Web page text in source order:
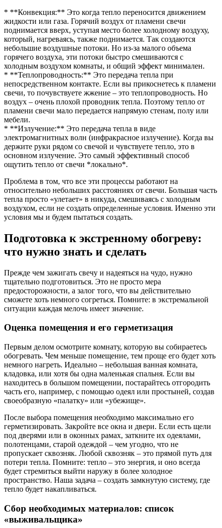
* **Конвекция:** Это когда тепло переносится движением
жидкости или газа. Горячий воздух от пламени свечи
поднимается вверх, уступая место более холодному воздуху,
который, нагреваясь, также поднимается. Так создаются
небольшие воздушные потоки. Но из-за малого объема
горячего воздуха, эти потоки быстро смешиваются с
холодным воздухом комнаты, и общий эффект минимален.
* **Теплопроводность:** Это передача тепла при
непосредственном контакте. Если вы прикоснетесь к пламени
свечи, то почувствуете жжение – это теплопроводность. Но
воздух – очень плохой проводник тепла. Поэтому тепло от
пламени свечи мало передается напрямую стенам, полу или
мебели.
* **Излучение:** Это передача тепла в виде
электромагнитных волн (инфракрасное излучение). Когда вы
держите руки рядом со свечой и чувствуете тепло, это в
основном излучение. Это самый эффективный способ
ощутить тепло от свечи *локально*.
Проблема в том, что все эти процессы работают на
относительно небольших расстояниях от свечи. Большая часть
тепла просто «улетает» в никуда, смешиваясь с холодным
воздухом, если не создать определенные условия. Именно эти
условия мы и будем пытаться создать.
Подготовка к экстренному обогреву:
что нужно знать и сделать
Прежде чем зажигать свечу и надеяться на чудо, нужно
тщательно подготовиться. Это не просто мера
предосторожности, а залог того, что вы действительно
сможете хоть немного согреться. Помните: в экстремальной
ситуации каждая мелочь имеет значение.
Оценка помещения и его герметизация
Первым делом осмотрите комнату, которую вы собираетесь
обогревать. Чем меньше помещение, тем проще его будет хоть
немного нагреть. Идеально – небольшая ванная комната,
кладовка, или хотя бы одна маленькая спальня. Если вы
находитесь в большом помещении, постарайтесь отгородить
часть его, например, с помощью одеял или простыней, создав
своеобразную «палатку» или «убежище».
После выбора помещения необходимо максимально его
герметизировать. Закройте все окна и двери. Если есть щели
под дверями или в оконных рамах, заткните их одеялами,
полотенцами, старой одеждой – чем угодно, что не
пропускает сквозняк. Любой сквозняк – это прямой путь для
потери тепла. Помните: тепло – это энергия, и оно всегда
будет стремиться выйти наружу в более холодное
пространство. Наша задача – создать замкнутую систему, где
тепло будет накапливаться.
Сбор необходимых материалов: список
«выживальщика»